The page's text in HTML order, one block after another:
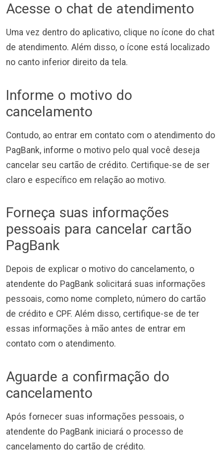
Acesse o chat de atendimento
Uma vez dentro do aplicativo, clique no ícone do chat
de atendimento. Além disso, o ícone está localizado
no canto inferior direito da tela.
Informe o motivo do
cancelamento
Contudo, ao entrar em contato com o atendimento do
PagBank, informe o motivo pelo qual você deseja
cancelar seu cartão de crédito. Certifique-se de ser
claro e específico em relação ao motivo.
Forneça suas informações
pessoais para cancelar cartão
PagBank
Depois de explicar o motivo do cancelamento, o
atendente do PagBank solicitará suas informações
pessoais, como nome completo, número do cartão
de crédito e CPF. Além disso, certifique-se de ter
essas informações à mão antes de entrar em
contato com o atendimento.
Aguarde a confirmação do
cancelamento
Após fornecer suas informações pessoais, o
atendente do PagBank iniciará o processo de
cancelamento do cartão de crédito.